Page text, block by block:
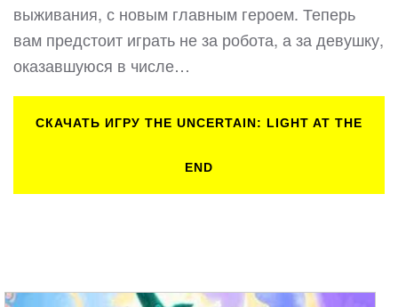
выживания, с новым главным героем. Теперь
вам предстоит играть не за робота, а за девушку,
оказавшуюся в числе…
СКАЧАТЬ ИГРУ THE UNCERTAIN: LIGHT AT THE
END